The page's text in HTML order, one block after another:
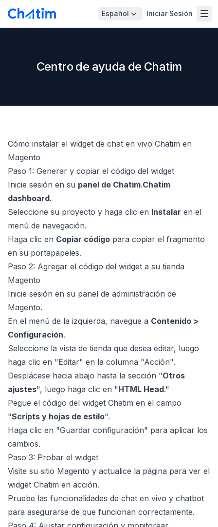
Español Iniciar Sesión
Centro de ayuda de Chatim
Cómo instalar el widget de chat en vivo Chatim en
Magento
Paso 1: Generar y copiar el código del widget
Inicie sesión en su panel de Chatim.Chatim
dashboard.
Seleccione su proyecto y haga clic en Instalar en el
menú de navegación.
Haga clic en Copiar código para copiar el fragmento
en su portapapeles.
Paso 2: Agregar el código del widget a su tienda
Magento
Inicie sesión en su panel de administración de
Magento.
En el menú de la izquierda, navegue a Contenido >
Configuración.
Seleccione la vista de tienda que desea editar, luego
haga clic en "Editar" en la columna "Acción".
Desplácese hacia abajo hasta la sección "Otros
ajustes", luego haga clic en "HTML Head."
Pegue el código del widget Chatim en el campo
"Scripts y hojas de estilo".
Haga clic en "Guardar configuración" para aplicar los
cambios.
Paso 3: Probar el widget
Visite su sitio Magento y actualice la página para ver el
widget Chatim en acción.
Pruebe las funcionalidades de chat en vivo y chatbot
para asegurarse de que funcionan correctamente.